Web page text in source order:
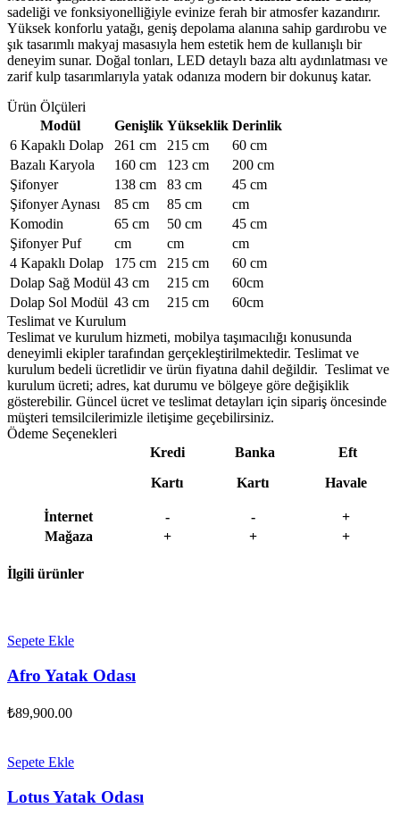
sadeliği ve fonksiyonelliğiyle evinize ferah bir atmosfer kazandırır.
Yüksek konforlu yatağı, geniş depolama alanına sahip gardırobu ve
şık tasarımlı makyaj masasıyla hem estetik hem de kullanışlı bir
deneyim sunar. Doğal tonları, LED detaylı baza altı aydınlatması ve
zarif kulp tasarımlarıyla yatak odanıza modern bir dokunuş katar.
Ürün Ölçüleri
Modül
Genişlik Yükseklik Derinlik
6 Kapaklı Dolap
261 cm 215 cm
60 cm
Bazalı Karyola
160 cm 123 cm
200 cm
Şifonyer
138 cm 83 cm
45 cm
Şifonyer Aynası
85 cm 85 cm
cm
Komodin
65 cm 50 cm
45 cm
Şifonyer Puf
cm cm
cm
4 Kapaklı Dolap
175 cm 215 cm
60 cm
Dolap Sağ Modül 43 cm 215 cm
60cm
Dolap Sol Modül 43 cm 215 cm
60cm
Teslimat ve Kurulum
Teslimat ve kurulum hizmeti, mobilya taşımacılığı konusunda
deneyimli ekipler tarafından gerçekleştirilmektedir. Teslimat ve
kurulum bedeli ücretlidir ve ürün fiyatına dahil değildir. ‎ Teslimat ve
kurulum ücreti; adres, kat durumu ve bölgeye göre değişiklik
gösterebilir. Güncel ücret ve teslimat detayları için sipariş öncesinde
müşteri temsilcilerimizle iletişime geçebilirsiniz.
Ödeme Seçenekleri
Kredi
Kartı
Banka
Kartı
Eft
Havale
İnternet - -
+
Mağaza
+ + +
İlgili ürünler
Sepete Ekle
Afro Yatak Odası
₺89,900.00
Sepete Ekle
Lotus Yatak Odası